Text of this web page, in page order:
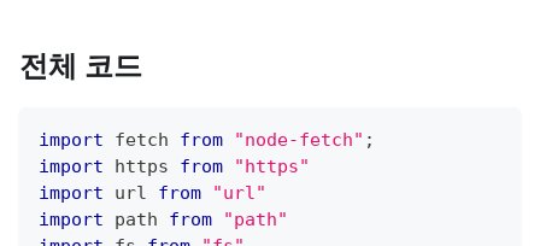
전체 코드
import fetch from "node-fetch" ;
import
https from
"https"
import
url from
"url"
import
path from
"path"